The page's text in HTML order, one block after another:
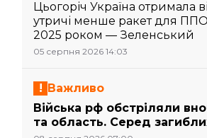
Цьогоріч Україна отримала
утричі менше ракет для
2025 роком — Зеленський
05 серпня 2026 14:03
Важливо
Війська рф обстріляли
та область. Серед